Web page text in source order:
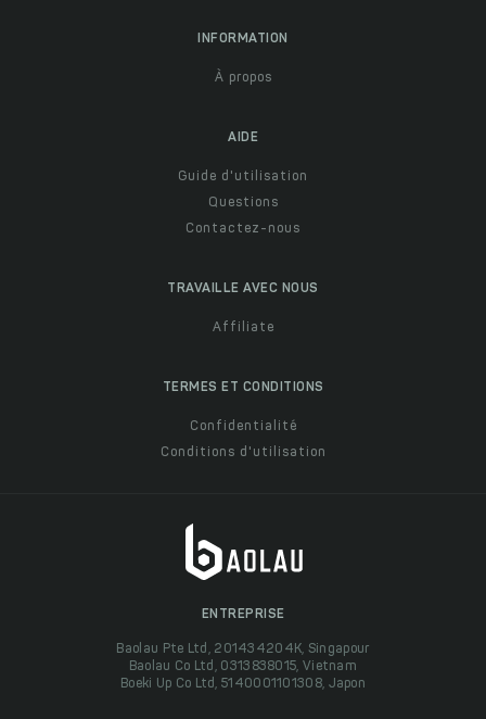
INFORMATION
À propos
AIDE
Guide d'utilisation
Questions
Contactez-nous
TRAVAILLE AVEC NOUS
Affiliate
TERMES ET CONDITIONS
Confidentialité
Conditions d'utilisation
ENTREPRISE
Baolau Pte Ltd, 201434204K, Singapour
Baolau Co Ltd, 0313838015, Vietnam
Boeki Up Co Ltd, 5140001101308, Japon